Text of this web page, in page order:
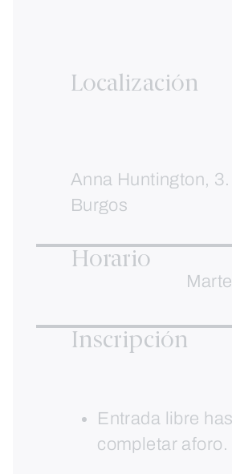
Localización
Anna Huntington,
Burgos
Horario
Inscripción
Entrada libre
completar aforo.